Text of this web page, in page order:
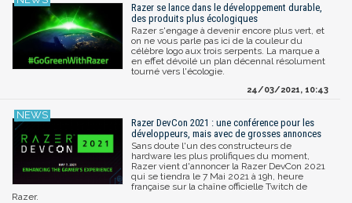
Razer se lance dans le développement durable,
des produits plus écologiques
Razer s'engage à devenir encore plus vert, et
on ne vous parle pas ici de la couleur du
célèbre logo aux trois serpents. La marque a
en effet dévoilé un plan décennal résolument
tourné vers l'écologie.
24/03/2021, 10:43
Razer DevCon 2021 : une conférence pour les
développeurs, mais avec de grosses annonces
Sans doute l'un des constructeurs de
hardware les plus prolifiques du moment,
Razer vient d'annoncer la Razer DevCon 2021
qui se tiendra le 7 Mai 2021 à 19h, heure
française sur la chaîne officielle Twitch de
Razer.